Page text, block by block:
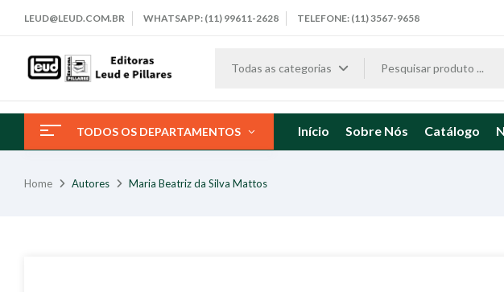
LEUD@LEUD.COM.BR WHATSAPP: (11) 99611-2628 TELEFONE: (11) 3567-9658
Todas as categorias
TODOS OS DEPARTAMENTOS Início Sobre Nós Catálogo
Home Autores Maria Beatriz da Silva Mattos